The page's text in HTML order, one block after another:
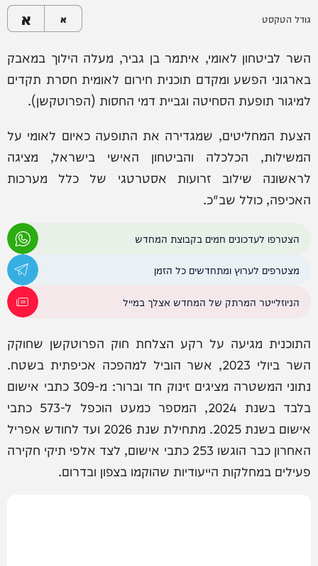
גודל הטקסט א א
השר לביטחון לאומי, איתמר בן גביר, מעלה הילוך במאבק
בארגוני הפשע ומקדם תוכנית חירום לאומית חסרת תקדים
למיגור תופעת הסחיטה וגביית דמי החסות (הפרוטקשן).
הצעת המחליטים, שמגדירה את התופעה כאיום לאומי על
המשילות, הכלכלה והביטחון האישי בישראל, מציגה
לראשונה שילוב זרועות אסטרטגי של כלל מערכות
האכיפה, כולל שב"כ.
הצטרפו לעדכונים חמים בקבוצת המחדש
מצטרפים לערוץ ומתחדשים כל הזמן
הניוזלייטר המרתק של המחדש אצלך במייל
התוכנית מגיעה על רקע הצלחת חוק הפרוטקשן שחוקק
השר ביולי 2023, אשר הוביל למהפכה אכיפתית בשטח.
נתוני המשטרה מציגים זינוק חד וברור: מ-309 כתבי אישום
בלבד בשנת 2024, המספר כמעט הוכפל ל-573 כתבי
אישום בשנת 2025. מתחילת שנת 2026 ועד לחודש אפריל
האחרון כבר הוגשו 253 כתבי אישום, לצד אלפי תיקי חקירה
פעילים במחלקות הייעודיות שהוקמו בצפון ובדרום.